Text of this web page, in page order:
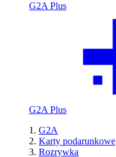
G2A Plus
G2A Plus
G2A
Karty podarunkowe
Rozrywka